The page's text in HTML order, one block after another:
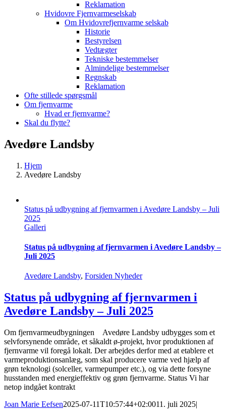
Reklamation
Hvidovre Fjernvarmeselskab
Om Hvidovrefjernvarme selskab
Historie
Bestyrelsen
Vedtægter
Tekniske bestemmelser
Almindelige bestemmelser
Regnskab
Reklamation
Ofte stillede spørgsmål
Om fjernvarme
Hvad er fjernvarme?
Skal du flytte?
Avedøre Landsby
Hjem
Avedøre Landsby
Status på udbygning af fjernvarmen i Avedøre Landsby – Juli
2025
Galleri
Status på udbygning af fjernvarmen i Avedøre Landsby –
Juli 2025
Avedøre Landsby, Forsiden Nyheder
Status på udbygning af fjernvarmen i
Avedøre Landsby – Juli 2025
Om fjernvarmeudbygningen Avedøre Landsby udbygges som et
selvforsynende område, et såkaldt ø-projekt, hvor produktionen af
fjernvarme vil foregå lokalt. Der arbejdes derfor med at etablere et
varmeproduktionsanlæg, som skal producere varme ved hjælp af
grøn teknologi (solceller, varmepumper etc.), og via dette forsyne
husstanden med energieffektiv og grøn fjernvarme. Status Vi har
netop indgået kontrakt
Joan Marie Eefsen2025-07-11T10:57:44+02:0011. juli 2025|